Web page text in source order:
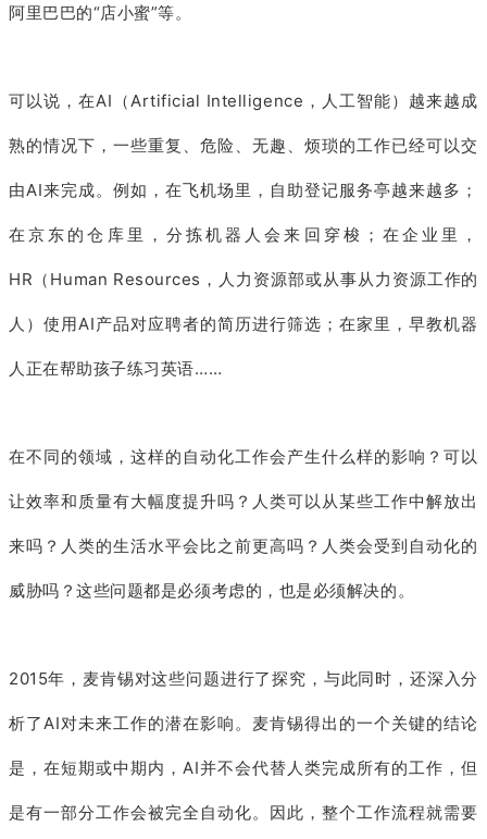
阿里巴巴的“店小蜜”等。
可以说，在AI（Artificial Intelligence，人工智能）越来越成
熟的情况下，一些重复、危险、无趣、烦琐的工作已经可以交
由AI来完成。例如，在飞机场里，自助登记服务亭越来越多；
在京东的仓库里，分拣机器人会来回穿梭；在企业里，
HR（Human Resources，人力资源部或从事从力资源工作的
人）使用AI产品对应聘者的简历进行筛选；在家里，早教机器
人正在帮助孩子练习英语……
在不同的领域，这样的自动化工作会产生什么样的影响？可以
让效率和质量有大幅度提升吗？人类可以从某些工作中解放出
来吗？人类的生活水平会比之前更高吗？人类会受到自动化的
威胁吗？这些问题都是必须考虑的，也是必须解决的。
2015年，麦肯锡对这些问题进行了探究，与此同时，还深入分
析了AI对未来工作的潜在影响。麦肯锡得出的一个关键的结论
是，在短期或中期内，AI并不会代替人类完成所有的工作，但
是有一部分工作会被完全自动化。因此，整个工作流程就需要